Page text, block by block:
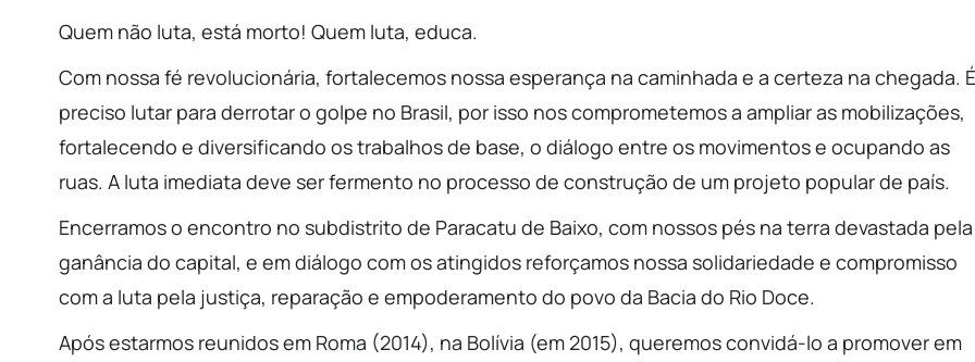
Quem não luta, está morto! Quem luta, educa.
Com nossa fé revolucionária, fortalecemos nossa esperança na caminhada e a certeza na chegada. É
preciso lutar para derrotar o golpe no Brasil, por isso nos comprometemos a ampliar as mobilizações,
fortalecendo e diversificando os trabalhos de base, o diálogo entre os movimentos e ocupando as
ruas. A luta imediata deve ser fermento no processo de construção de um projeto popular de país.
Encerramos o encontro no subdistrito de Paracatu de Baixo, com nossos pés na terra devastada pela
ganância do capital, e em diálogo com os atingidos reforçamos nossa solidariedade e compromisso
com a luta pela justiça, reparação e empoderamento do povo da Bacia do Rio Doce.
Após estarmos reunidos em Roma (2014), na Bolívia (em 2015), queremos convidá-lo a promover em